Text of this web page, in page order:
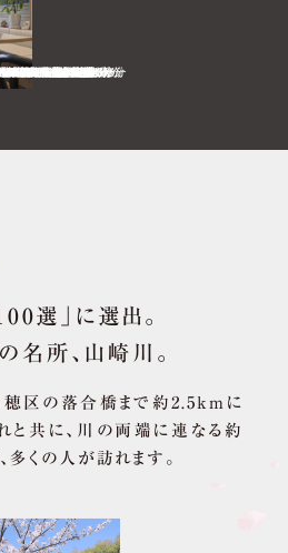
リュ 瑞穂桜山店／徒歩6分
ッグ 桜山南店／徒歩2分
桜山駅前店／徒歩4分
立大学病院／徒歩6分
クリニック／徒歩4分
歯科医院／徒歩6分
児科クリニック／徒歩9分
郵便局／徒歩7分
行 桜山支店／徒歩5分
桜山支店／徒歩8分
行 滝子支店／徒歩8分
or treat／徒歩2分
ーデル／徒歩2分
ール・ドゥー／徒歩3分
BUBU／徒歩5分
コーヒー／徒歩2分
／徒歩2分
ッチン和／徒歩9分
選」に選出。
名所、山崎川。
区の落合橋まで約2.5ｋｍに
と共に、川の両端に連なる約
多くの人が訪れます。